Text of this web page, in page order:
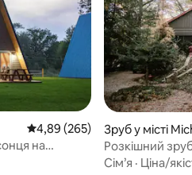
Середня оцінка: 4,89 з 5,
4,89 (265)
на
Зруб у місті
Розкішний
1 година до
Сім’я · Ціна/